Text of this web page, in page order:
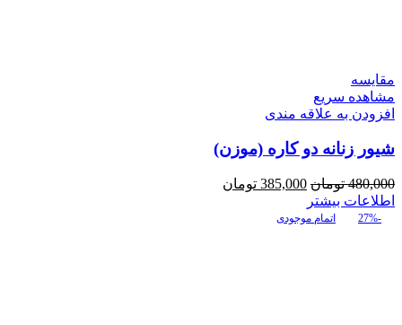
مقایسه
مشاهده سریع
افزودن به علاقه مندی
شیور زنانه دو کاره (موزن)
480,000 تومان قیمت
385,000 تومان
اطلاعات بیشتر
-27% اتمام موجودی